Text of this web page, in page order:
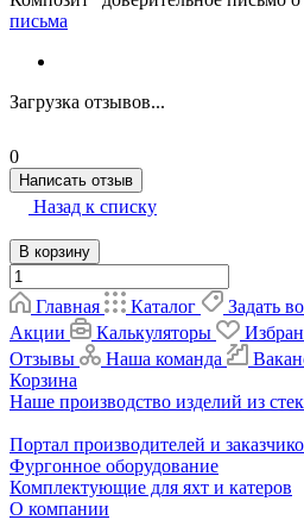
письма
Загрузка отзывов...
0
Написать отзыв
Назад к списку
В корзину
Главная Каталог Задать
Акции
Калькуляторы
Отзывы
Наша команда
Корзина
Наше производство изделий из
Портал производителей и
Фургонное оборудование
Комплектующие для яхт и катеров
О компании